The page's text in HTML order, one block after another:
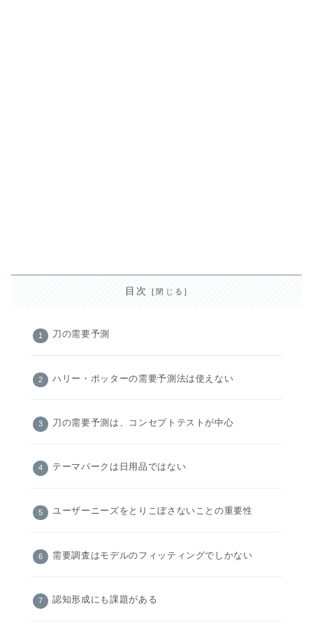
目次
刀の需要予測
ハリー・ポッターの需要予測法は使えない
刀の需要予測は、コンセプトテストが中心
テーマパークは日用品ではない
ユーザーニーズをとりこぼさないことの重要性
需要調査はモデルのフィッティングでしかない
認知形成にも課題がある